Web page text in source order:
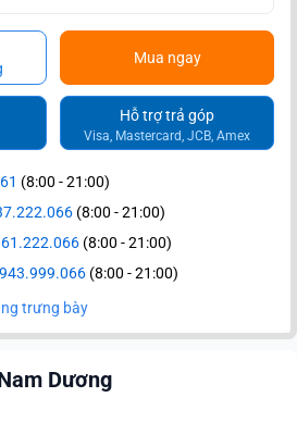
Mua ngay
Hỗ trợ trả góp
Visa, Mastercard, JCB, Amex
(8:00 - 21:00)
(8:00 - 21:00)
(8:00 - 21:00)
(8:00 - 21:00)
trưng bày
Dương